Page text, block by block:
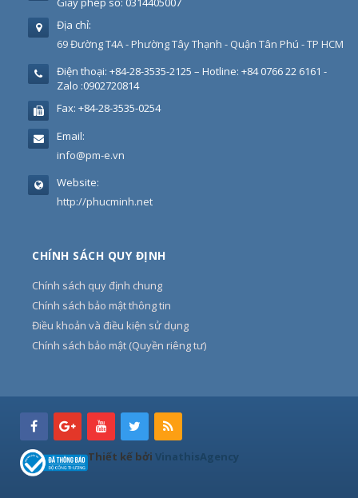
Địa chỉ:
69 Đường T4A - Phường Tây Thạnh - Quận Tân Phú - TP HCM
Điện thoại: +84-28-3535-2125 – Hotline: +84 0766 22 6161 -
Zalo :0902720814
Fax: +84-28-3535-0254
Email:
info@pm-e.vn
Website:
http://phucminh.net
CHÍNH SÁCH QUY ĐỊNH
Chính sách quy định chung
Chính sách bảo mật thông tin
Điều khoản và điều kiện sử dụng
Chính sách bảo mật (Quyền riêng tư)
Thiết kế bởi VinathisAgency